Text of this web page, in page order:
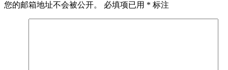
您的邮箱地址不会被公开。 必填项已用 * 标注